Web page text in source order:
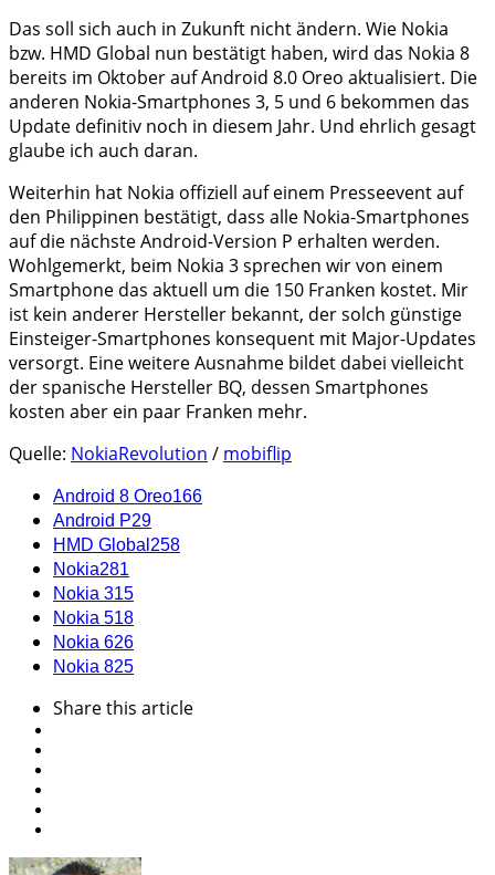
Das soll sich auch in Zukunft nicht ändern. Wie Nokia
bzw. HMD Global nun bestätigt haben, wird das Nokia 8
bereits im Oktober auf Android 8.0 Oreo aktualisiert. Die
anderen Nokia-Smartphones 3, 5 und 6 bekommen das
Update definitiv noch in diesem Jahr. Und ehrlich gesagt
glaube ich auch daran.
Weiterhin hat Nokia offiziell auf einem Presseevent auf
den Philippinen bestätigt, dass alle Nokia-Smartphones
auf die nächste Android-Version P erhalten werden.
Wohlgemerkt, beim Nokia 3 sprechen wir von einem
Smartphone das aktuell um die 150 Franken kostet. Mir
ist kein anderer Hersteller bekannt, der solch günstige
Einsteiger-Smartphones konsequent mit Major-Updates
versorgt. Eine weitere Ausnahme bildet dabei vielleicht
der spanische Hersteller BQ, dessen Smartphones
kosten aber ein paar Franken mehr.
Quelle: NokiaRevolution / mobiflip
Android 8 Oreo166
Android P29
HMD Global 258
Nokia281
Nokia 315
Nokia 518
Nokia 626
Nokia 825
Sharethis article